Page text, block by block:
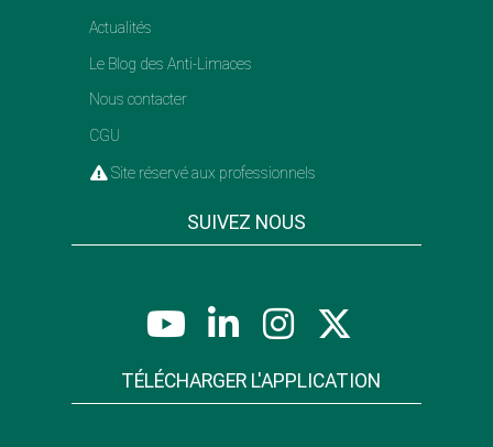
Actualités
Le Blog des Anti-Limaces
Nous contacter
CGU
Site réservé aux professionnels
SUIVEZ NOUS
TÉLÉCHARGER L'APPLICATION